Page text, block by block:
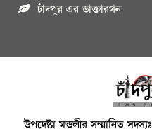
চাঁদপুর এর ডাক্তারগন
উপদেষ্টা মন্ডলীর সম্মানিত সদস্যঃ